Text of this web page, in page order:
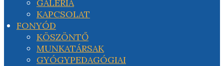
GALÉRIA
KAPCSOLAT
FONYÓD
KÖSZÖNTŐ
MUNKATÁRSAK
GYÓGYPEDAGÓGIAI